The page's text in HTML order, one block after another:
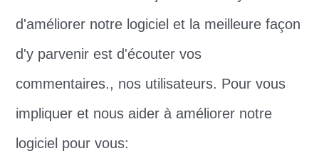
d'améliorer notre logiciel et la meilleure façon
d'y parvenir est d'écouter vos
commentaires., nos utilisateurs. Pour vous
impliquer et nous aider à améliorer notre
logiciel pour vous: